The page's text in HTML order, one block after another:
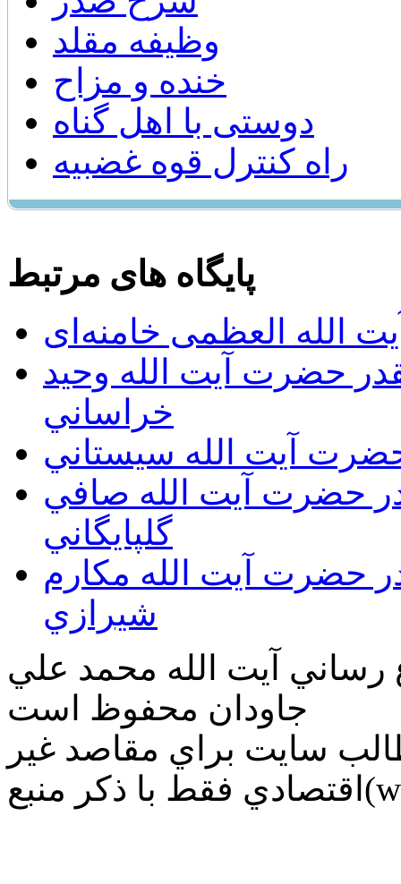
وظيفه مقلد
خنده و مزاح
دوستی با اهل گناه
راه كنترل قوه غضبيه
پایگاه های مرتبط
الله العظمی خامنه‌ای
حضرت آيت الله وحيد
خراساني
حضرت آيت الله سيستاني
حضرت آيت الله صافي
گلپايگاني
حضرت آيت الله مكارم
شيرازي
رساني آیت الله محمد علي
جاودان محفوظ است
سايت براي مقاصد غير